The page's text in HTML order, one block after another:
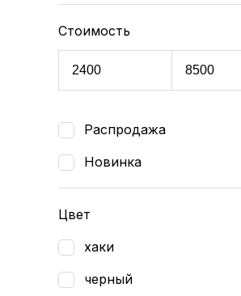
Стоимость
Распродажа
Новинка
Цвет
хаки
черный